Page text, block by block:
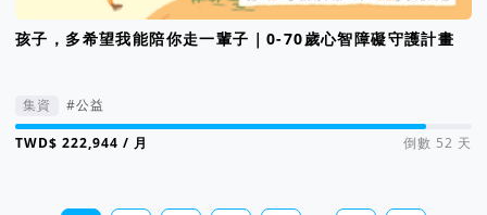
孩子，多希望我能陪你走一輩子｜0-70歲心智障礙守護計畫
集資 #公益
集資進度 90%
/ 月 倒數 52 天